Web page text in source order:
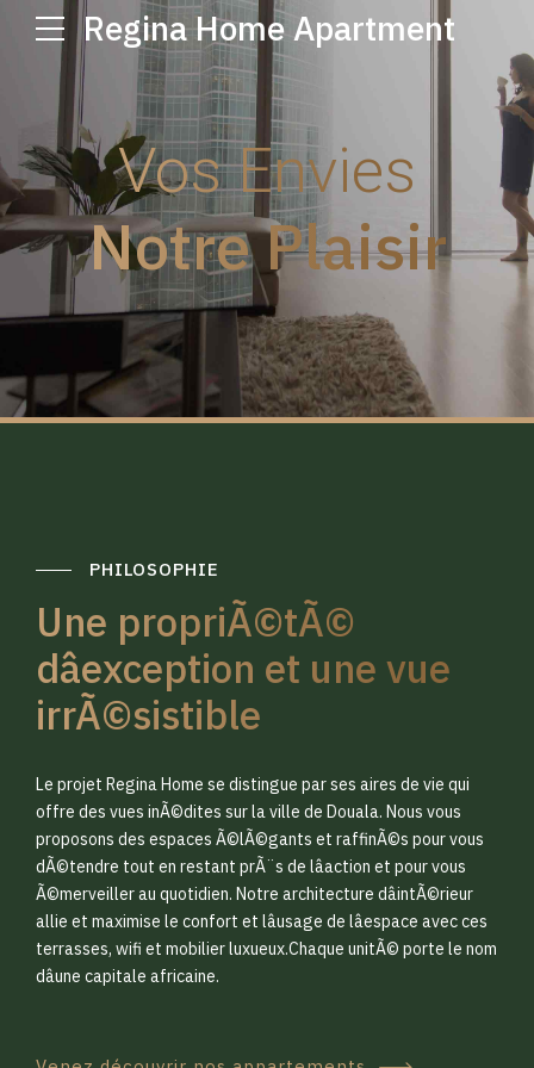
Regina Home Apartment
Vos Envies
Notre Plaisir
PHILOSOPHIE
Une propriÃ©tÃ©
dâexception et une vue
irrÃ©sistible
Le projet Regina Home se distingue par ses aires de vie qui
offre des vues inÃ©dites sur la ville de Douala. Nous vous
proposons des espaces Ã©lÃ©gants et raffinÃ©s pour vous
dÃ©tendre tout en restant prÃ¨s de lâaction et pour vous
Ã©merveiller au quotidien. Notre architecture dâintÃ©rieur
allie et maximise le confort et lâusage de lâespace avec ces
terrasses, wifi et mobilier luxueux.Chaque unitÃ© porte le nom
dâune capitale africaine.
0
1
2
3
0
1
2
3